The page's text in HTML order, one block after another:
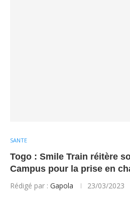
SANTE
Togo : Smile Train réitère
Campus pour la prise en
Rédigé par : Gapola 23/03/2023